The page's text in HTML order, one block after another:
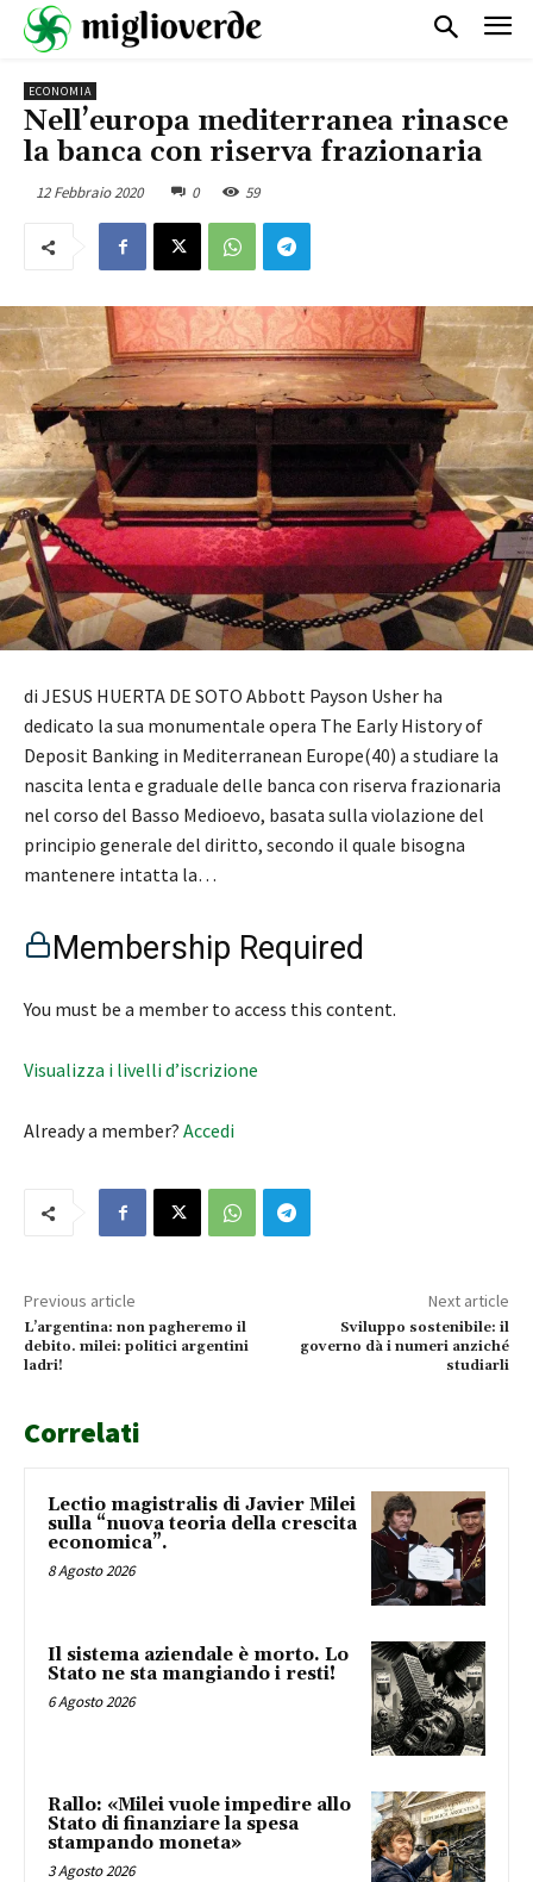
ECONOMIA
Nell’europa mediterranea rinasce
la banca con riserva frazionaria
12 Febbraio 2020 0 59
di JESUS HUERTA DE SOTO Abbott Payson Usher ha
dedicato la sua monumentale opera The Early History of
Deposit Banking in Mediterranean Europe(40) a studiare la
nascita lenta e graduale delle banca con riserva frazionaria
nel corso del Basso Medioevo, basata sulla violazione del
principio generale del diritto, secondo il quale bisogna
mantenere intatta la…
Membership Required
You must be a member to access this content.
Visualizza i livelli d’iscrizione
Already a member? Accedi
Previous article
L’argentina: non pagheremo il
debito. milei: politici argentini
ladri!
Next article
Sviluppo sostenibile: il
governo dà i numeri anziché
studiarli
Correlati
Lectio magistralis di Javier Milei
sulla “nuova teoria della crescita
economica”.
8 Agosto 2026
Il sistema aziendale è morto. Lo
Stato ne sta mangiando i resti!
6 Agosto 2026
Rallo: «Milei vuole impedire allo
Stato di finanziare la spesa
stampando moneta»
3 Agosto 2026